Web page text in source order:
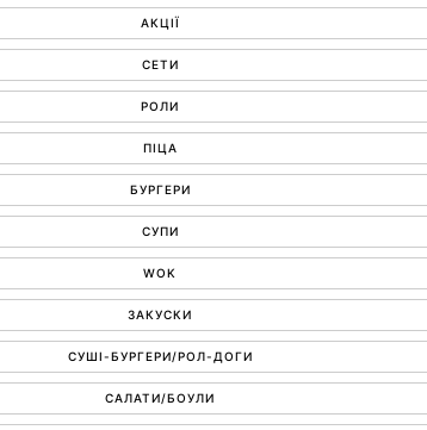
АКЦІЇ
СЕТИ
РОЛИ
ПІЦА
БУРГЕРИ
СУПИ
WOK
ЗАКУСКИ
СУШІ-БУРГЕРИ/РОЛ-ДОГИ
САЛАТИ/БОУЛИ